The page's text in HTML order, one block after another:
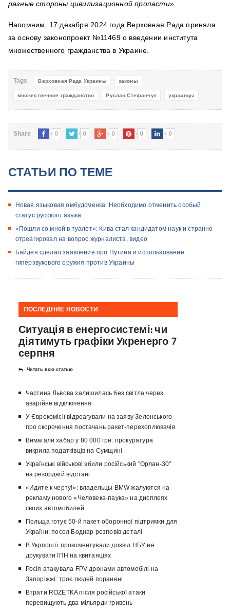
разные стороны цивилизационной пропасти».
Напомним, 17 декабря 2024 года Верховная Рада приняла
за основу законопроект №11469 о введении института
множественного гражданства в Украине.
Tags Верховная Рада Украины законы
множественное гражданство Руслан Стефанчук украинцы
Share 0 0 0 0 0
СТАТЬИ ПО ТЕМЕ
Новая языковая омбудсменка: Необходимо отменить особый
статус русского языка
«Пошли со мной в туалет»: Кива стал кандидатом наук и странно
отреагировал на вопрос журналиста, видео
Байден сделал заявление про Путина и использование
гиперзвукового оружия против Украины
ПОСЛЕДНИЕ НОВОСТИ
Ситуація в енергосистемі: чи
діятимуть графіки Укренерго 7
серпня
Читать всю статью
Частина Львова залишилась без світла через
аварійне відключення
У Єврокомісії відреагували на заяву Зеленського
про скорочення постачань ракет-перехоплювачів
Вимагали хабар у 80 000 грн: прокуратура
викрила податківців на Сумщині
Українські військові збили російський "Орлан-30"
на рекордній відстані
«Идите к черту!»: владельцы BMW жалуются на
рекламу нового «Человека-паука» на дисплеях
своих автомобилей
Польща готує 50-й пакет оборонної підтримки для
України: посол Боднар розповів деталі
В Укрпошті прокоментували дозвіл НБУ не
друкувати ІПН на квитанціях
Росія атакувала FPV-дронами автомобілі на
Запоріжжі: троє людей поранені
Втрати ROZETKA після російської атаки
перевищують два мільярди гривень